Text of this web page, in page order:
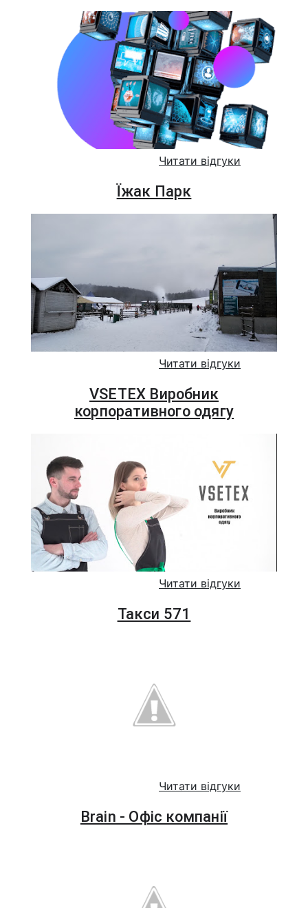
Читати відгуки
Їжак Парк
Читати відгуки
VSETEX Виробник
корпоративного одягу
Читати відгуки
Такси 571
Читати відгуки
Brain - Офіс компанії